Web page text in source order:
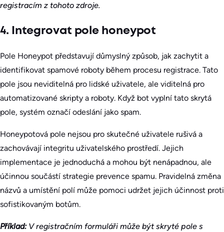
registracím z tohoto zdroje.
4. Integrovat pole honeypot
Pole Honeypot představují důmyslný způsob, jak zachytit a
identifikovat spamové roboty během procesu registrace. Tato
pole jsou neviditelná pro lidské uživatele, ale viditelná pro
automatizované skripty a roboty. Když bot vyplní tato skrytá
pole, systém označí odeslání jako spam.
Honeypotová pole nejsou pro skutečné uživatele rušivá a
zachovávají integritu uživatelského prostředí. Jejich
implementace je jednoduchá a mohou být nenápadnou, ale
účinnou součástí strategie prevence spamu. Pravidelná změna
názvů a umístění polí může pomoci udržet jejich účinnost proti
sofistikovaným botům.
Příklad: V registračním formuláři může být skryté pole s